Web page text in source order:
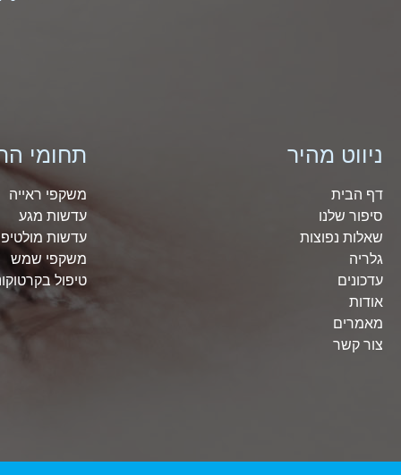
ניווט מהיר
דף הבית
סיפור שלנו
שאלות נפוצות
גלריה
עדכונים
אודות
מאמרים
צור קשר
תחומי
משקפי ראייה
עדשות מגע
עדשות
משקפי שמש
טיפול